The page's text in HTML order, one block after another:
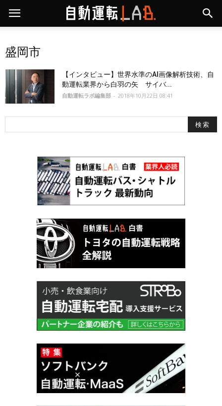
盛岡市
【インタビュー】世界水準のAI画像解析技術、自
動運転業界から白羽の矢 サイバ...
自動運転ラボ編集部 - 2018年10月22日 08:41